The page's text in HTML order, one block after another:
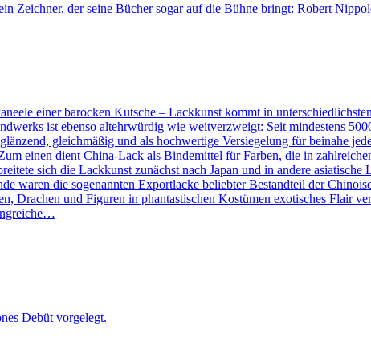
Zeichner, der seine Bücher sogar auf die Bühne bringt: Robert
einer barocken Kutsche – Lackkunst kommt in
ist ebenso altehrwürdig wie weitverzweigt: Seit mindestens
gleichmäßig und als hochwertige Versiegelung für beinahe
einen dient China-Lack als Bindemittel für Farben, die in
sich die Lackkunst zunächst nach Japan und in andere asiatische
waren die sogenannten Exportlacke beliebter Bestandteil der
Drachen und Figuren in phantastischen Kostümen exotisches Flair
Debüt vorgelegt.